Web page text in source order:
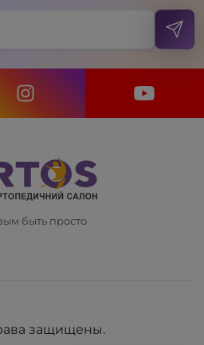
быть просто
защищены.